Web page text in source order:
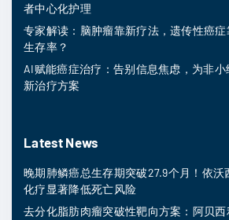
者中心化护理
专家解读：脑肿瘤靠新疗法，遗传性癌
生存率？
AI赋能癌症治疗：告别信息焦虑，为非
新治疗方案
Latest News
晚期肺鳞癌总生存期突破27.9个月！依沃
化疗显著降低死亡风险
去分化脂肪肉瘤突破性靶向方案：阿贝